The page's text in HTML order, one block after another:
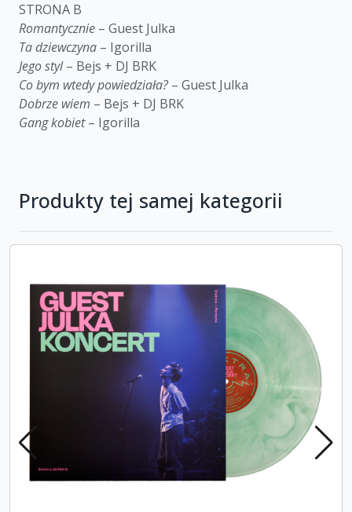
STRONA B
Romantycznie – Guest Julka
Ta dziewczyna – Igorilla
Jego styl– Bejs + DJ BRK
Co bym wtedy powiedziała?– Guest Julka
Dobrze wiem – Bejs + DJ BRK
Gang kobiet– Igorilla
Produkty tej samej kategorii